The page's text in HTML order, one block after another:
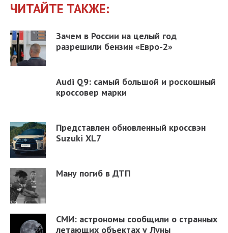
ЧИТАЙТЕ ТАКЖЕ:
Зачем в России на целый год
разрешили бензин «Евро-2»
Audi Q9: самый большой и роскошный
кроссовер марки
Представлен обновленный кроссвэн
Suzuki XL7
Ману погиб в ДТП
СМИ: астрономы сообщили о странных
летающих объектах у Луны